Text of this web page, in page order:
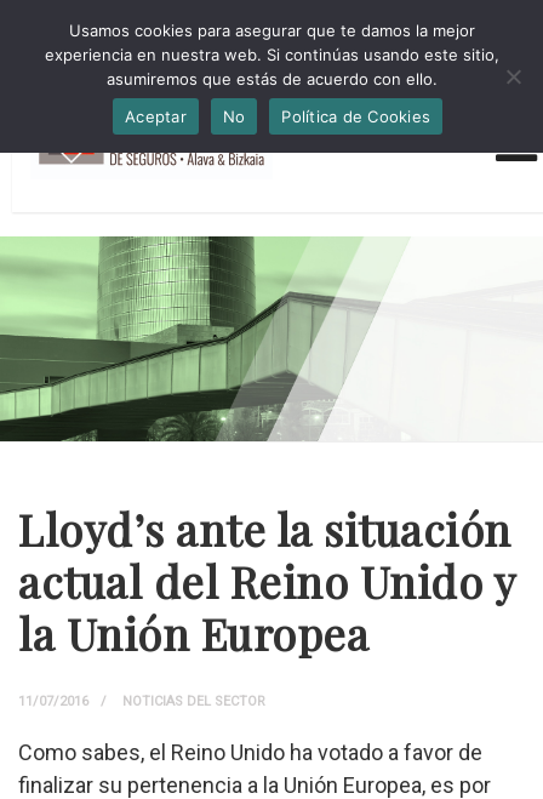
HORARIO INVIERNO Lun-Jue 09:00-16:30 Vier 9:00-14:00
administracion@cmsab.eus 94.442.43.43 Móvil y Whatsapp
688.889.170
Lloyd’s ante la situación
actual del Reino Unido y
la Unión Europea
11/07/2016 NOTICIAS DEL SECTOR
Como sabes, el Reino Unido ha votado a favor de
finalizar su pertenencia a la Unión Europea, es por
Usamos cookies para asegurar que te damos la mejor
experiencia en nuestra web. Si continúas usando este sitio,
asumiremos que estás de acuerdo con ello.
Aceptar
No Política de Cookies